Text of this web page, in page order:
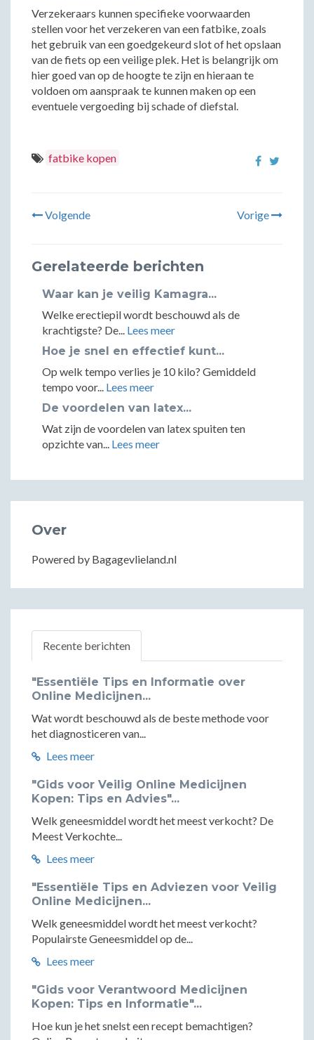
Verzekeraars kunnen specifieke voorwaarden
stellen voor het verzekeren van een fatbike, zoals
het gebruik van een goedgekeurd slot of het opslaan
van de fiets op een veilige plek. Het is belangrijk om
hier goed van op de hoogte te zijn en hieraan te
voldoen om aanspraak te kunnen maken op een
eventuele vergoeding bij schade of diefstal.
fatbike kopen
Volgende Vorige
Gerelateerde berichten
Waar kan je veilig Kamagra...
Welke erectiepil wordt beschouwd als de
krachtigste? De... Lees meer
Hoe je snel en effectief kunt...
Op welk tempo verlies je 10 kilo? Gemiddeld
tempo voor... Lees meer
De voordelen van latex...
Wat zijn de voordelen van latex spuiten ten
opzichte van... Lees meer
Over
Powered by Bagagevlieland.nl
Recente berichten
"Essentiële Tips en Informatie over
Online Medicijnen...
Wat wordt beschouwd als de beste methode voor
het diagnosticeren van...
Lees meer
"Gids voor Veilig Online Medicijnen
Kopen: Tips en Advies"...
Welk geneesmiddel wordt het meest verkocht? De
Meest Verkochte...
Lees meer
"Essentiële Tips en Adviezen voor Veilig
Online Medicijnen...
Welk geneesmiddel wordt het meest verkocht?
Populairste Geneesmiddel op de...
Lees meer
"Gids voor Verantwoord Medicijnen
Kopen: Tips en Informatie"...
Hoe kun je het snelst een recept bemachtigen?